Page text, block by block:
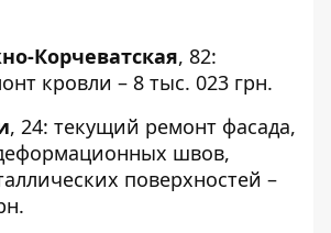
Корчеватская, 82:
кровли – 8 тыс. 023 грн.
, 24: текущий ремонт фасада,
швов,
поверхностей –